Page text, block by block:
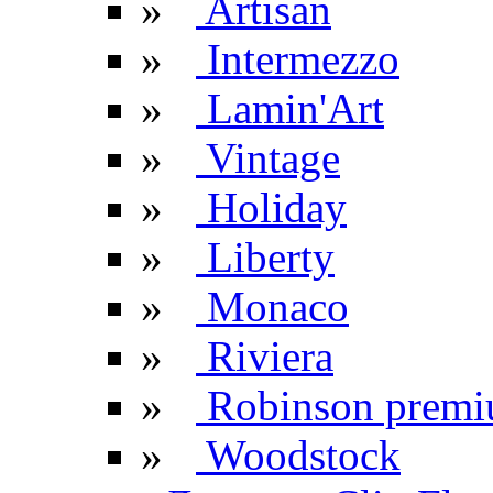
»
Artisan
»
Intermezzo
»
Lamin'Art
»
Vintage
»
Holiday
»
Liberty
»
Monaco
»
Riviera
»
Robinson
»
Woodstock